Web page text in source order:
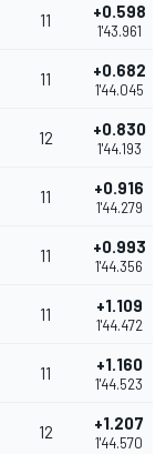
11 +0.598
1'43.961
11 +0.682
1'44.045
12 +0.830
1'44.193
11 +0.916
1'44.279
11 +0.993
1'44.356
11 +1.109
1'44.472
11 +1.160
1'44.523
12 +1.207
1'44.570